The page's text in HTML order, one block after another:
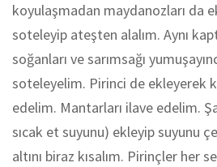
koyulaşmadan maydanozları da
soteleyip ateşten alalım. Aynı
soğanları ve sarımsağı
soteleyelim. Pirinci de ekleyerek
edelim. Mantarları ilave edelim.
sıcak et suyunu) ekleyip suyunu
altını biraz kısalım. Pirinçler her